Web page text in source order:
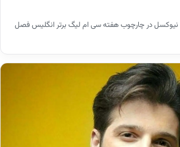
در چارچوب هفته سی ام لیگ برتر انگلیس فصل